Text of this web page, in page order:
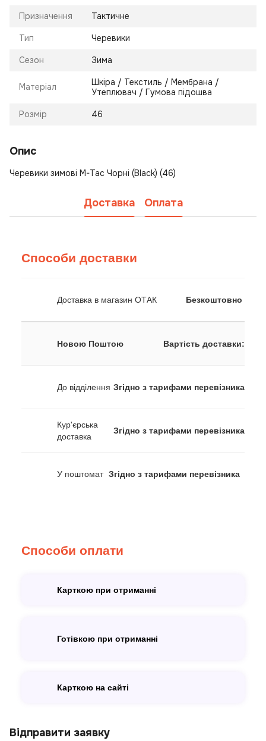
Призначення Тактичне
Тип Черевики
Сезон Зима
Матеріал
Шкіра / Текстиль / Мембрана /
Утеплювач / Гумова підошва
Розмір 46
Опис
Черевики зимові M-Tac Чорні (Black) (46)
Доставка Оплата
Способи доставки
Доставка в магазин ОТАК Безкоштовно
Новою Поштою Вартість доставки:
До відділення Згідно з тарифами перевізника
Кур'єрська
доставка
Згідно з тарифами перевізника
У поштомат Згідно з тарифами перевізника
Способи оплати
Карткою при отриманні
Готівкою при отриманні
Карткою на сайті
Відправити заявку